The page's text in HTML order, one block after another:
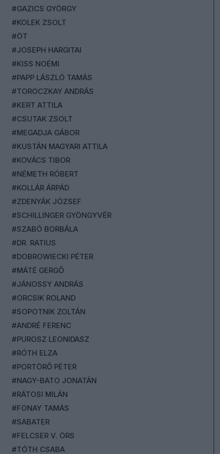
#GAZICS GYÖRGY
#KOLEK ZSOLT
#ÖT
#JOSEPH HARGITAI
#KISS NOÉMI
#PAPP LÁSZLÓ TAMÁS
#TOROCZKAY ANDRÁS
#KERT ATTILA
#CSUTAK ZSOLT
#MEGADJA GÁBOR
#KUSTÁN MAGYARI ATTILA
#KOVÁCS TIBOR
#NÉMETH RÓBERT
#KOLLÁR ÁRPÁD
#ZDENYÁK JÓZSEF
#SCHILLINGER GYÖNGYVÉR
#SZABÓ BORBÁLA
#DR. RATIUS
#DOBROWIECKI PÉTER
#MÁTÉ GERGŐ
#JÁNOSSY ANDRÁS
#ORCSIK ROLAND
#SOPOTNIK ZOLTÁN
#ANDRÉ FERENC
#PUROSZ LEONIDASZ
#RÓTH ELZA
#PORTÖRŐ PÉTER
#NAGY-BATO JONATÁN
#RÁTOSI MILÁN
#FONAY TAMÁS
#SABATER
#FELCSER V. ÖRS
#TÓTH CSABA